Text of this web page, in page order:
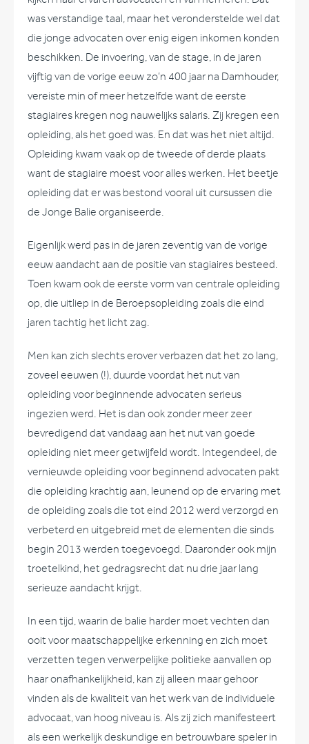
was verstandige taal, maar het veronderstelde wel dat
die jonge advocaten over enig eigen inkomen konden
beschikken. De invoering, van de stage, in de jaren
vijftig van de vorige eeuw zo’n 400 jaar na Damhouder,
vereiste min of meer hetzelfde want de eerste
stagiaires kregen nog nauwelijks salaris. Zij kregen een
opleiding, als het goed was. En dat was het niet altijd.
Opleiding kwam vaak op de tweede of derde plaats
want de stagiaire moest voor alles werken. Het beetje
opleiding dat er was bestond vooral uit cursussen die
de Jonge Balie organiseerde.
Eigenlijk werd pas in de jaren zeventig van de vorige
eeuw aandacht aan de positie van stagiaires besteed.
Toen kwam ook de eerste vorm van centrale opleiding
op, die uitliep in de Beroepsopleiding zoals die eind
jaren tachtig het licht zag.
Men kan zich slechts erover verbazen dat het zo lang,
zoveel eeuwen (!), duurde voordat het nut van
opleiding voor beginnende advocaten serieus
ingezien werd. Het is dan ook zonder meer zeer
bevredigend dat vandaag aan het nut van goede
opleiding niet meer getwijfeld wordt. Integendeel, de
vernieuwde opleiding voor beginnend advocaten pakt
die opleiding krachtig aan, leunend op de ervaring met
de opleiding zoals die tot eind 2012 werd verzorgd en
verbeterd en uitgebreid met de elementen die sinds
begin 2013 werden toegevoegd. Daaronder ook mijn
troetelkind, het gedragsrecht dat nu drie jaar lang
serieuze aandacht krijgt.
In een tijd, waarin de balie harder moet vechten dan
ooit voor maatschappelijke erkenning en zich moet
verzetten tegen verwerpelijke politieke aanvallen op
haar onafhankelijkheid, kan zij alleen maar gehoor
vinden als de kwaliteit van het werk van de individuele
advocaat, van hoog niveau is. Als zij zich manifesteert
als een werkelijk deskundige en betrouwbare speler in